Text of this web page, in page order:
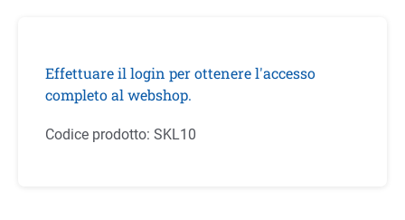
Effettuare il login per ottenere l'accesso
completo al webshop.
Codice prodotto: SKL10